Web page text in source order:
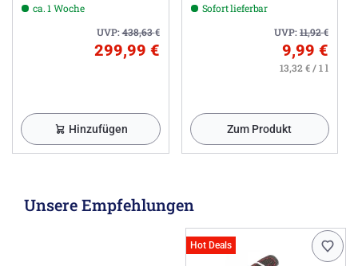
ca. 1 Woche
UVP:438,63€
299,99 €
Hinzufügen
Sofort lieferbar
UVP:11,92€
9,99 €
13,32 € / 1 l
Zum Produkt
Unsere Empfehlungen
Hot Deals